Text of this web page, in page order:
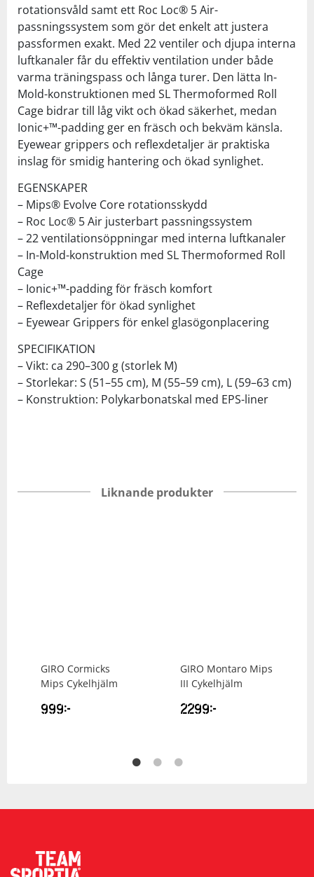
rotationsvåld samt ett Roc Loc® 5 Air-
passningssystem som gör det enkelt att justera
passformen exakt. Med 22 ventiler och djupa interna
luftkanaler får du effektiv ventilation under både
varma träningspass och långa turer. Den lätta In-
Mold-konstruktionen med SL Thermoformed Roll
Cage bidrar till låg vikt och ökad säkerhet, medan
Ionic+™-padding ger en fräsch och bekväm känsla.
Eyewear grippers och reflexdetaljer är praktiska
inslag för smidig hantering och ökad synlighet.
EGENSKAPER
– Mips® Evolve Core rotationsskydd
– Roc Loc® 5 Air justerbart passningssystem
– 22 ventilationsöppningar med interna luftkanaler
– In-Mold-konstruktion med SL Thermoformed Roll
Cage
– Ionic+™-padding för fräsch komfort
– Reflexdetaljer för ökad synlighet
– Eyewear Grippers för enkel glasögonplacering
SPECIFIKATION
– Vikt: ca 290–300 g (storlek M)
– Storlekar: S (51–55 cm), M (55–59 cm), L (59–63 cm)
– Konstruktion: Polykarbonatskal med EPS-liner
Liknande produkter
GIRO Cormicks
Mips Cykelhjälm
999kr
GIRO Montaro Mips
III Cykelhjälm
2299kr